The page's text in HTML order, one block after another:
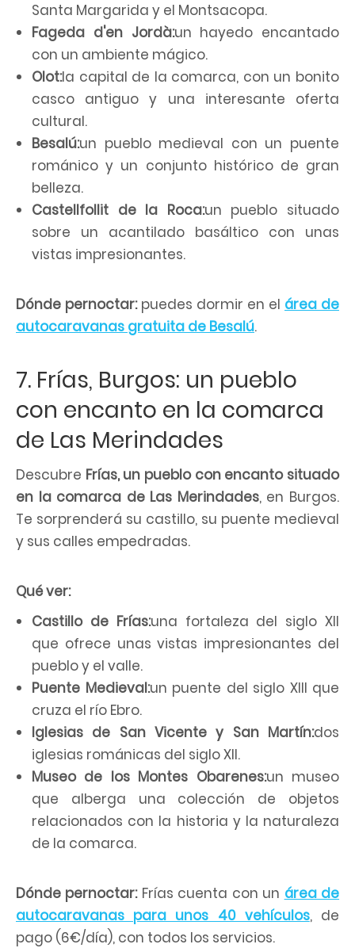
Santa Margarida y el Montsacopa.
Fageda d'en Jordà:un hayedo encantado
con un ambiente mágico.
Olot:la capital de la comarca, con un bonito
casco antiguo y una interesante oferta
cultural.
Besalú:un pueblo medieval con un puente
románico y un conjunto histórico de gran
belleza.
Castellfollit de la Roca:un pueblo situado
sobre un acantilado basáltico con unas
vistas impresionantes.
Dónde pernoctar:puedes dormir en el área de
autocaravanas gratuita de Besalú.
7. Frías, Burgos: un pueblo
con encanto en la comarca
de Las Merindades
Descubre Frías, un pueblo con encanto situado
en la comarca de Las Merindades, en Burgos.
Te sorprenderá su castillo, su puente medieval
y sus calles empedradas.
Qué ver:
Castillo de Frías:una fortaleza del siglo XII
que ofrece unas vistas impresionantes del
pueblo y el valle.
Puente Medieval:un puente del siglo XIII que
cruza el río Ebro.
Iglesias de San Vicente y San Martín:dos
iglesias románicas del siglo XII.
Museo de los Montes Obarenes:un museo
que alberga una colección de objetos
relacionados con la historia y la naturaleza
de la comarca.
Dónde pernoctar:Frías cuenta con un área de
autocaravanas para unos 40 vehículos, de
pago (6€/día), con todos los servicios.